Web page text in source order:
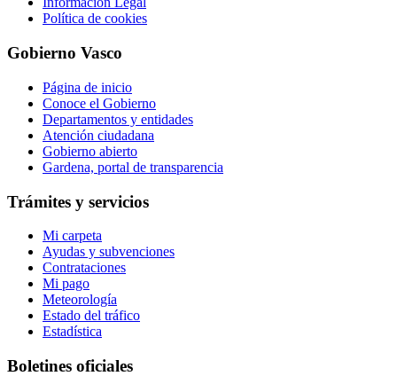
Política de cookies
Gobierno Vasco
Página de inicio
Conoce el Gobierno
Departamentos y entidades
Atención ciudadana
Gobierno abierto
Gardena, portal de transparencia
Trámites y servicios
Mi carpeta
Ayudas y subvenciones
Contrataciones
Mi pago
Meteorología
Estado del tráfico
Estadística
Boletines oficiales